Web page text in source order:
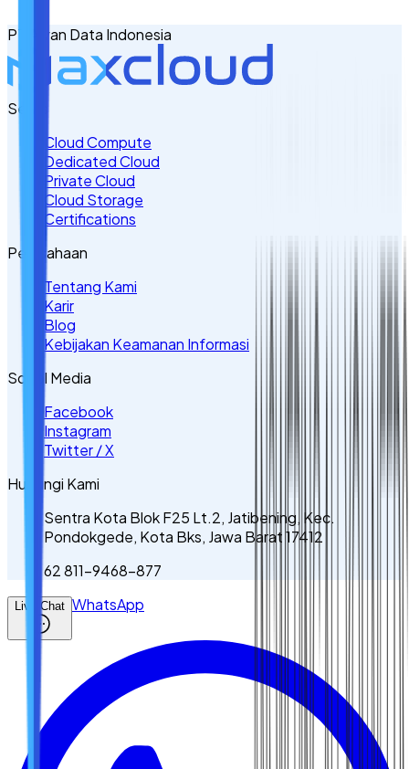
Tulis Kebutuhan Anda di Sini
PT Awan Data Indonesia
Servis
Cloud Compute
Dedicated Cloud
Private Cloud
Cloud Storage
Certifications
Perusahaan
Tentang Kami
Karir
Blog
Kebijakan Keamanan Informasi
Sosial Media
Facebook
Instagram
Twitter / X
Hubungi Kami
Sentra Kota Blok F25 Lt.2, Jatibening, Kec.
Pondokgede, Kota Bks, Jawa Barat 17412
62 811-9468-877
Live Chat WhatsApp